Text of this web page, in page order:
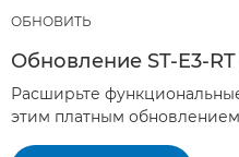
ОБНОВИТЬ
Обновление ST-E3-
Расширьте
этим платным